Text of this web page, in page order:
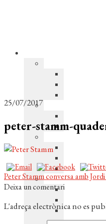
25/07/2017
peter-stamm-
Navegació
d'entrades
Entrada
anterior:
Peter Stamm conversa amb
Deixa un comentari
L'adreça electrònica no es